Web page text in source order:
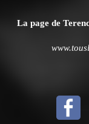
La page de